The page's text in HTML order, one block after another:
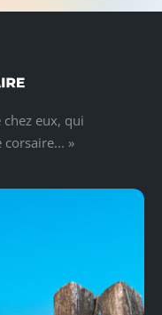
eux, qui
»